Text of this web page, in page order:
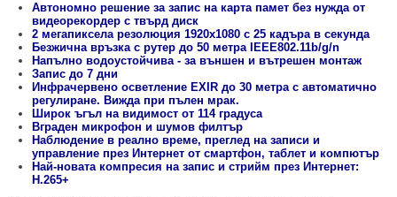
БЕЗЖИЧНИ ДЕТЕКТОРИ ЗА ПОЖАР, ДИМ, ТОПЛИНА И ВЪГЛЕРОДЕН
ОКСИД
БЕЗЖИЧНИ КЛАВИАТУРИ AJAX
БЕЗКОНТАКТНИ RFID КАРТИ И ЧИПОВЕ ЗА КЛАВИАТУРИ
БЕЗЖИЧНИ ДИСТАНЦИОННИ УПРАВЛЕНИЯ И БУТОНИ
БЕЗЖИЧНИ СИРЕНИ AJAX
МОДУЛИ ЗА СГРАДНА АВТОМАТИЗАЦИЯ AJAX
БЕЗЖИЧНИ МОДУЛИ И АКСЕСОАРИ ЗА HIKVISION AX PRO
КОМПЛЕКТИ БЕЗЖИЧНИ АЛАРМЕНИ СИСТЕМИ AX PRO
INTERLINE, СТОЯЩИ - НЕОТВАРЯЕМИ СТРАНИЦИ
BETALINE, СТОЯЩИ С ОТВАРЯЕМИ И ЗАКЛЮЧВАЩИ СЕ СТРАНИЦИ
УПОТРЕБЯВАНА ТЕХНИКА
Автономно решение за запис на карта памет без нужда от
видеорекордер с твърд диск
2 мегапиксела резолюция 1920х1080 с 25 кадъра в секунда
Безжична връзка с рутер до 50 метра IEEE802.11b/g/n
Напълно водоустойчива - за външен и вътрешен монтаж
Запис до 7 дни
Инфрачервено осветление EXIR до 30 метра с автоматично
регулиране. Вижда при пълен мрак.
Широк ъгъл на видимост от 114 градуса
Вграден микрофон и шумов филтър
Наблюдение в реално време, преглед на записи и
управление през Интернет от смартфон, таблет и компютър
Най-новата компресия на запис и стрийм през Интернет:
H.265+